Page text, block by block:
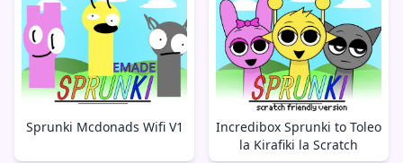
Sprunki Mcdonads Wifi V1
Incredibox Sprunki to Toleo
la Kirafiki la Scratch